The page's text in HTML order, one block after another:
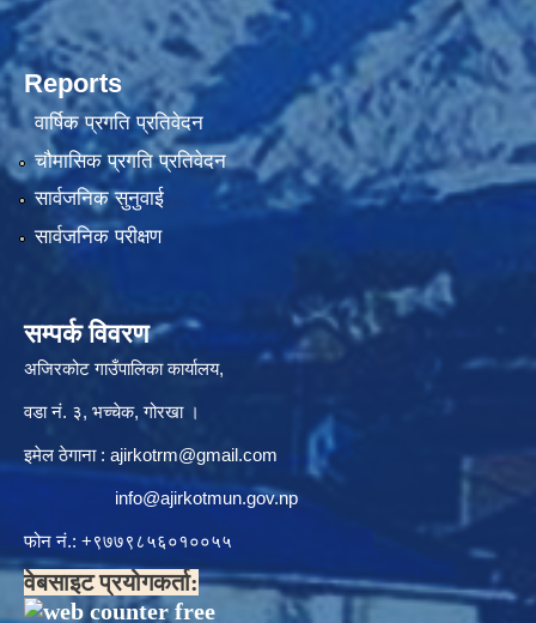
Reports
वार्षिक प्रगति प्रतिवेदन
चौमासिक प्रगति प्रतिवेदन
सार्वजनिक सुनुवाई
सार्वजनिक परीक्षण
सम्पर्क विवरण
अजिरकोट गाउँपालिका कार्यालय,
वडा नं. ३, भच्चेक, गोरखा ।
इमेल ठेगाना : ajirkotrm@gmail.com
info@ajirkotmun.gov.np
फोन नं.: ‍‌+९७७९८५६०१००५५
वेबसाइट प्रयोगकर्ता: